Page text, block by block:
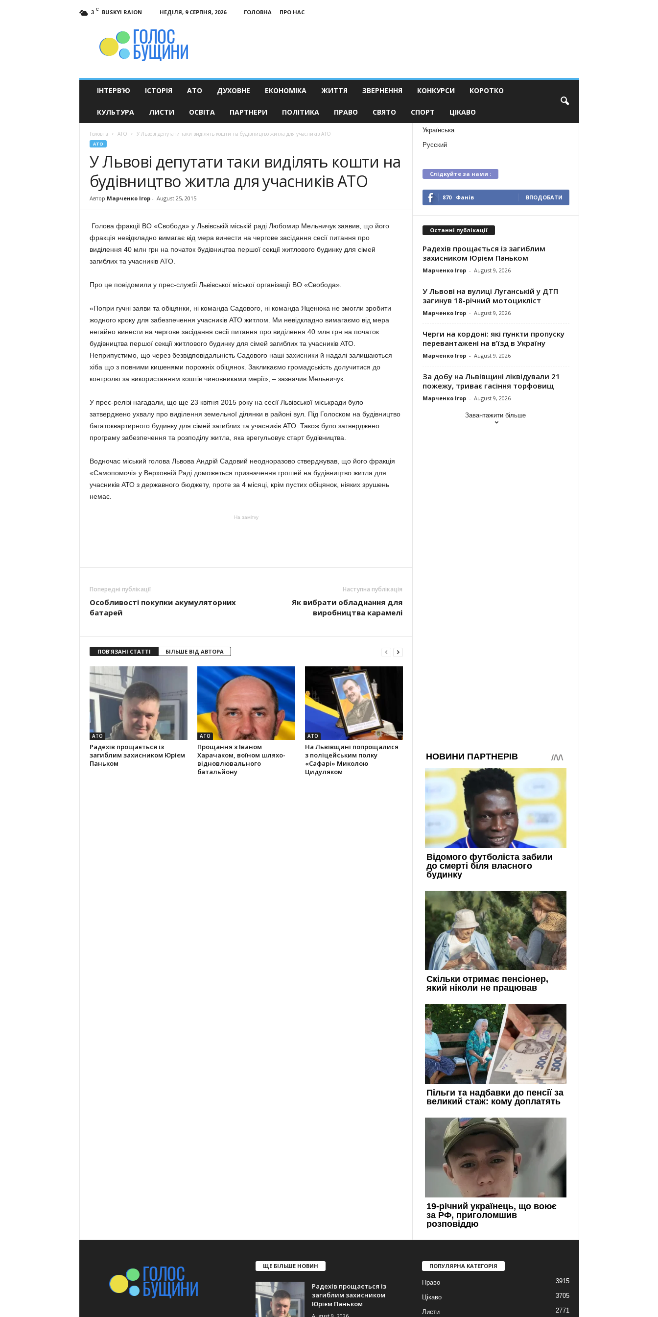
3 C BUSKYI RAION НЕДІЛЯ, 9 СЕРПНЯ, 2026 ГОЛОВНА
ПРО НАС
ІНТЕРВ’Ю ІСТОРІЯ АТО ДУХОВНЕ ЕКОНОМІКА ЖИТТЯ ЗВЕРНЕННЯ КОНКУРСИ КОРОТКО
КУЛЬТУРА ЛИСТИ ОСВІТА ПАРТНЕРИ ПОЛІТИКА ПРАВО СВЯТО СПОРТ ЦІКАВО
Головна АТО У Львові депутати таки виділять кошти на будівництво житла для учасників АТО
АТО
У Львові депутати таки виділять кошти на
будівництво житла для учасників АТО
Автор Марченко Ігор- August 25, 2015
Голова фракції ВО «Свобода» у Львівській міській раді Любомир Мельничук заявив, що його
фракція невідкладно вимагає від мера винести на чергове засідання сесії питання про
виділення 40 млн грн на початок будівництва першої секції житлового будинку для сімей
загиблих та учасників АТО.
Про це повідомили у прес-службі Львівської міської організації ВО «Свобода».
«Попри гучні заяви та обіцянки, ні команда Садового, ні команда Яценюка не змогли зробити
жодного кроку для забезпечення учасників АТО житлом. Ми невідкладно вимагаємо від мера
негайно винести на чергове засідання сесії питання про виділення 40 млн грн на початок
будівництва першої секції житлового будинку для сімей загиблих та учасників АТО.
Неприпустимо, що через безвідповідальність Садового наші захисники й надалі залишаються
хіба що з повними кишенями порожніх обіцянок. Закликаємо громадськість долучитися до
контролю за використанням коштів чиновниками мерії», – зазначив Мельничук.
У прес-релізі нагадали, що ще 23 квітня 2015 року на сесії Львівської міськради було
затверджено ухвалу про виділення земельної ділянки в районі вул. Під Голоском на будівництво
багатоквартирного будинку для сімей загиблих та учасників АТО. Також було затверджено
програму забезпечення та розподілу житла, яка врегульовує старт будівництва.
Водночас міський голова Львова Андрій Садовий неодноразово стверджував, що його фракція
«Самопомочі» у Верховній Раді доможеться призначення грошей на будівництво житла для
учасників АТО з державного бюджету, проте за 4 місяці, крім пустих обіцянок, ніяких зрушень
немає.
На замітку
Попередні публікації
Особливості покупки акумуляторних
батарей
Наступна публікація
Як вибрати обладнання для
виробництва карамелі
ПОВ'ЯЗАНІ СТАТТІ БІЛЬШЕ ВІД АВТОРА
АТО
Радехів прощається із
загиблим захисником Юрієм
Паньком
АТО
Прощання з Іваном
Харачаком, воїном шляхо-
відновлювального
батальйону
АТО
На Львівщині попрощалися
з поліцейським полку
«Сафарі» Миколою
Цидуляком
Українська
Русский
Слідкуйте за нами :
870 Фанів ВПОДОБАТИ
Останні публікації
Радехів прощається із загиблим
захисником Юрієм Паньком
Марченко Ігор - August 9, 2026
У Львові на вулиці Луганській у ДТП
загинув 18-річний мотоцикліст
Марченко Ігор - August 9, 2026
Черги на кордоні: які пункти пропуску
перевантажені на в’їзд в Україну
Марченко Ігор - August 9, 2026
За добу на Львівщині ліквідували 21
пожежу, триває гасіння торфовищ
Марченко Ігор - August 9, 2026
Завантажити більше
ЩЕ БІЛЬШЕ НОВИН
Радехів прощається із
загиблим захисником
Юрієм Паньком
ПОПУЛЯРНА КАТЕГОРІЯ
Право 3915
Цікаво 3705
Листи 2771